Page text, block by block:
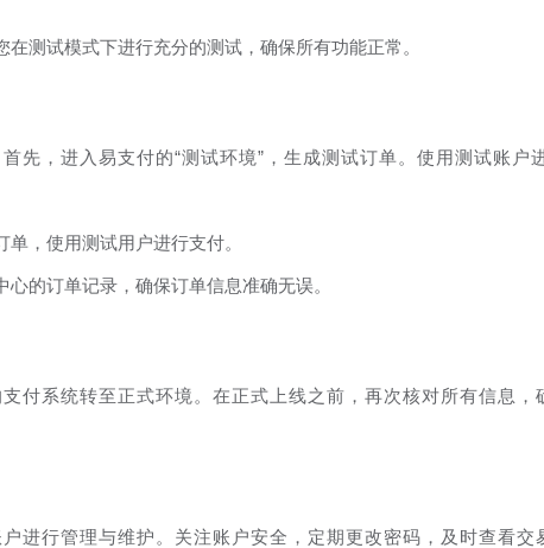
在测试模式下进行充分的测试，确保所有功能正常。
先，进入易支付的“测试环境”，生成测试订单。使用测试账户
单，使用测试用户进行支付。
心的订单记录，确保订单信息准确无误。
付系统转至正式环境。在正式上线之前，再次核对所有信息，
进行管理与维护。关注账户安全，定期更改密码，及时查看交